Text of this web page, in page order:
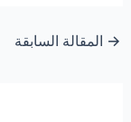
→ المقالة السابقة